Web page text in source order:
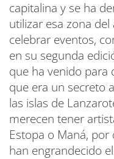
capitalina y se ha
utilizar esa zona
celebrar eventos,
en su segunda
que ha venido para
que era un secreto
las islas de
merecen tener
Estopa o Maná,
han engrandecido